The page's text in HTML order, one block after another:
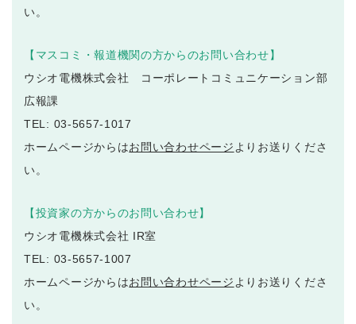
い。
【マスコミ・報道機関の方からのお問い合わせ】
ウシオ電機株式会社 コーポレートコミュニケーション部
広報課
TEL: 03-5657-1017
ホームページからはお問い合わせページ よりお送りくださ
い。
【投資家の方からのお問い合わせ】
ウシオ電機株式会社 IR室
TEL: 03-5657-1007
ホームページからはお問い合わせページ よりお送りくださ
い。